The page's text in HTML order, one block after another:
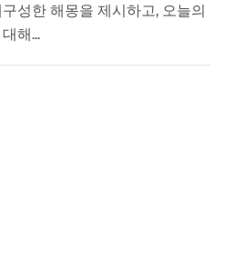
성한 해몽을 제시하고, 오늘의
해...